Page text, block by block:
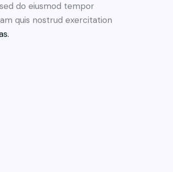
do eiusmod tempor
quis nostrud exercitation